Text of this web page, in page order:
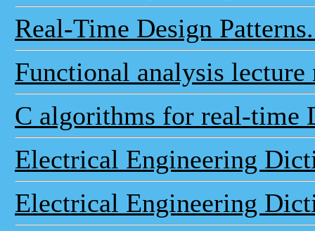
Real-Time Design
Functional analysis lecture
C algorithms for real-time
Electrical Engineering
Electrical Engineering